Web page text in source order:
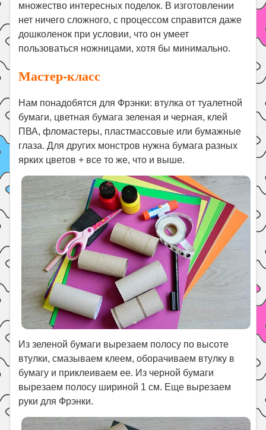
множество интересных поделок. В изготовлении
нет ничего сложного, с процессом справится даже
дошколенок при условии, что он умеет
пользоваться ножницами, хотя бы минимально.
Мастер-класс
Нам понадобятся для Фрэнки: втулка от туалетной
бумаги, цветная бумага зеленая и черная, клей
ПВА, фломастеры, пластмассовые или бумажные
глаза. Для других монстров нужна бумага разных
ярких цветов + все то же, что и выше.
Из зеленой бумаги вырезаем полосу по высоте
втулки, смазываем клеем, оборачиваем втулку в
бумагу и приклеиваем ее. Из черной бумаги
вырезаем полосу шириной 1 см. Еще вырезаем
руки для Фрэнки.